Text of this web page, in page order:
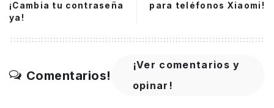
¡Cambia tu contraseña
ya!
para teléfonos Xiaomi!
Comentarios!
¡Ver comentarios y
opinar!